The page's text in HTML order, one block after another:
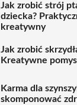
Jak zrobić strój
dziecka?
kreatywny
Jak zrobić
Kreatywne
Karma dla
skomponować